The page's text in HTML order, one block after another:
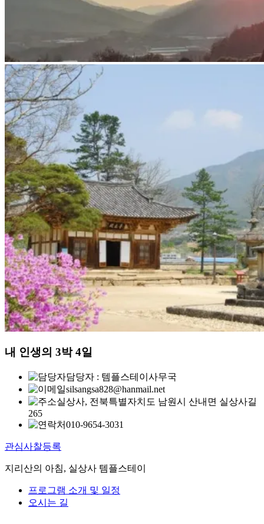
내 인생의 3박 4일
담당자 : 템플스테이사무국
silsangsa828@hanmail.net
실상사, 전북특별자치도 남원시 산내면 실상사길
265
010-9654-3031
관심사찰등록
지리산의 아침, 실상사 템플스테이
프로그램 소개 및 일정
오시는 길